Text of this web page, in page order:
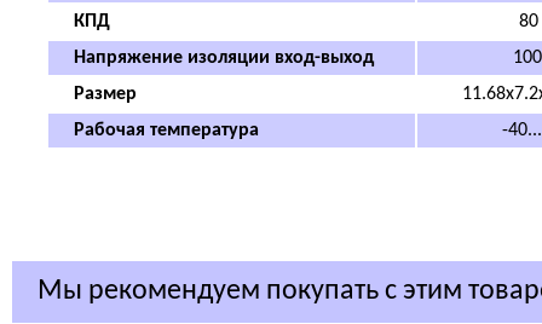
КПД
80
Напряжение изоляции вход-выход
Размер
Рабочая температура
-
Мы рекомендуем покупать с этим